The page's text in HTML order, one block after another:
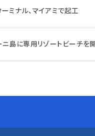
ミナル、マイアミで起工
ニ島に専用リゾートビーチを